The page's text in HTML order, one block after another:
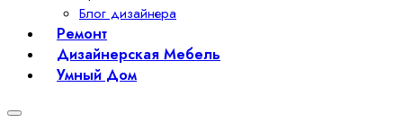
Блог дизайнера
Ремонт
Дизайнерская Мебель
Умный Дом